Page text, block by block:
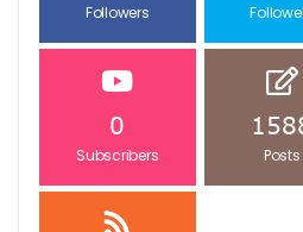
Followers
0
Subscribers Posts